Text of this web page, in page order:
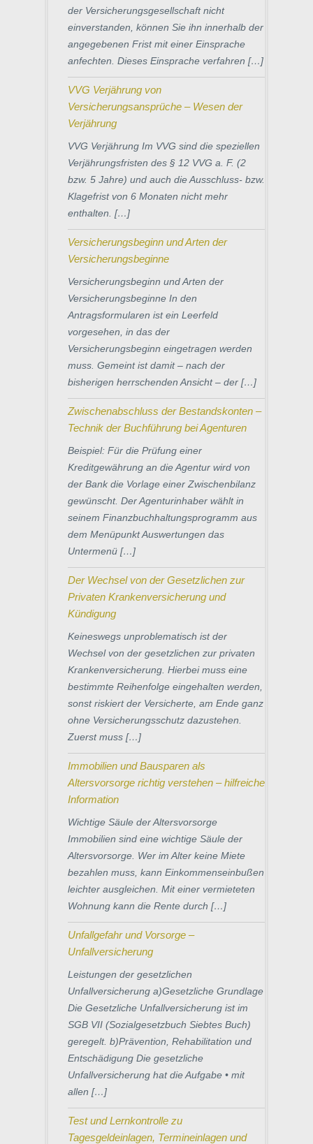
der Versicherungsgesellschaft nicht
einverstanden, können Sie ihn innerhalb der
angegebenen Frist mit einer Einsprache
anfechten. Dieses Einsprache verfahren […]
VVG Verjährung von
Versicherungsansprüche – Wesen der
Verjährung
VVG Verjährung Im VVG sind die speziellen
Verjährungsfristen des § 12 VVG a. F. (2
bzw. 5 Jahre) und auch die Ausschluss- bzw.
Klagefrist von 6 Monaten nicht mehr
enthalten. […]
Versicherungsbeginn und Arten der
Versicherungsbeginne
Versicherungsbeginn und Arten der
Versicherungsbeginne In den
Antragsformularen ist ein Leerfeld
vorgesehen, in das der
Versicherungsbeginn eingetragen werden
muss. Gemeint ist damit – nach der
bisherigen herrschenden Ansicht – der […]
Zwischenabschluss der Bestandskonten –
Technik der Buchführung bei Agenturen
Beispiel: Für die Prüfung einer
Kreditgewährung an die Agentur wird von
der Bank die Vorlage einer Zwischenbilanz
gewünscht. Der Agenturinhaber wählt in
seinem Finanzbuchhaltungsprogramm aus
dem Menüpunkt Auswertungen das
Untermenü […]
Der Wechsel von der Gesetzlichen zur
Privaten Krankenversicherung und
Kündigung
Keineswegs unproblematisch ist der
Wechsel von der gesetzlichen zur privaten
Krankenversicherung. Hierbei muss eine
bestimmte Reihenfolge eingehalten werden,
sonst riskiert der Versicherte, am Ende ganz
ohne Versicherungsschutz dazustehen.
Zuerst muss […]
Immobilien und Bausparen als
Altersvorsorge richtig verstehen – hilfreiche
Information
Wichtige Säule der Altersvorsorge
Immobilien sind eine wichtige Säule der
Altersvorsorge. Wer im Alter keine Miete
bezahlen muss, kann Einkommenseinbußen
leichter ausgleichen. Mit einer vermieteten
Wohnung kann die Rente durch […]
Unfallgefahr und Vorsorge –
Unfallversicherung
Leistungen der gesetzlichen
Unfallversicherung a)Gesetzliche Grundlage
Die Gesetzliche Unfallversicherung ist im
SGB VII (Sozialgesetzbuch Siebtes Buch)
geregelt. b)Prävention, Rehabilitation und
Entschädigung Die gesetzliche
Unfallversicherung hat die Aufgabe • mit
allen […]
Test und Lernkontrolle zu
Tagesgeldeinlagen, Termineinlagen und